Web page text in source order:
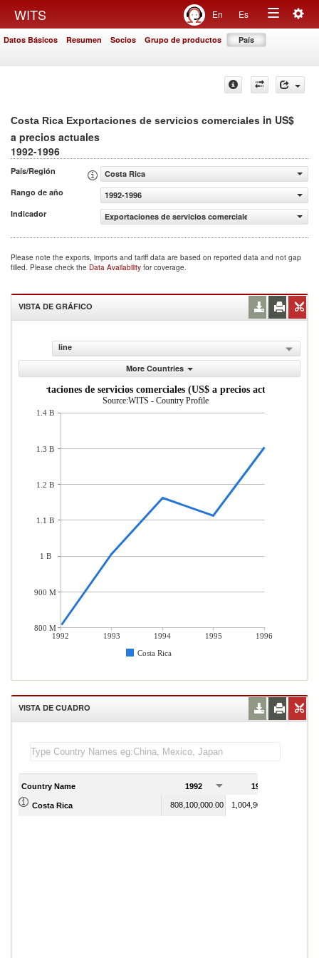
WITS En Es
Toggle
Datos Básicos Resumen Socios Grupo de productos País
Costa Rica Exportaciones de servicios comerciales in US$
a precios actuales
1992-1996
País/Región
Costa Rica
Rango de año
1992-1996
Indicador
Exportaciones de servicios comerciales (US$ a precios
Please note the exports, imports and tariff data are based on reported data and not gap
filled. Please check the Data Availability for coverage.
VISTA DE GRÁFICO
line
More Countries
Exportaciones de servicios comerciales (US$ a precios actuales)
Source:WITS - Country Profile
1992 1993 1994 1995
1996
Costa Rica
1.4 B
1.3 B
1.2 B
1.1 B
1 B
900 M
800 M
VISTA DE CUADRO
Country Name 1992 1993
Costa Rica 808,100,000.00 1,004,900,000.00